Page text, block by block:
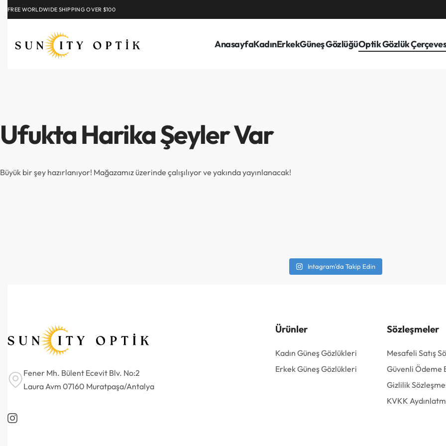
FREE WORLDWIDE SHIPPING OVER $100
AnasayfaKadınErkekGüneş GözlüğüOptik Gözlük
Ufukta Harika Şeyler Var
Büyük bir şey hazırlanıyor! Mağazamız üzerinde çalışılıyor ve yakında yayınlanacak!
Intagram'da Takip Edin
Fener Mh. Bülent Ecevit Blv. No:2
Laura Avm 07160 Muratpaşa/Antalya
Ürünler
Kadın Güneş Gözlükleri
Erkek Güneş Gözlükleri
Sözleşmeler
Mesafeli Satış
Güvenli Ödeme
Gizlilik
KVKK